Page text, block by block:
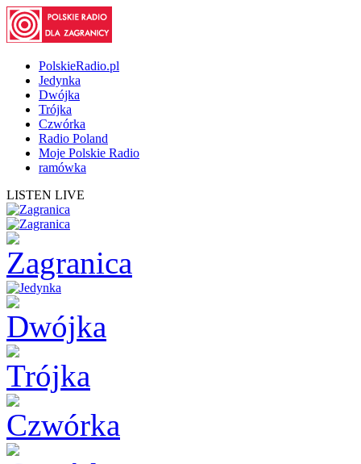
PolskieRadio.pl
Jedynka
Dwójka
Trójka
Czwórka
Radio Poland
Moje Polskie Radio
ramówka
LISTEN LIVE